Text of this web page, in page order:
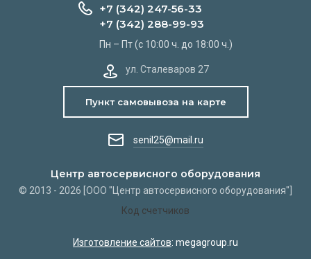
Центр автосервисного оборудования
© 2013 - 2026 [ООО "Центр автосервисного оборудования"]
Код счетчиков
+7 (342) 247-56-33
+7 (342) 288-99-93
Пн – Пт (с 10:00 ч. до 18:00 ч.)
ул. Сталеваров 27
Пункт самовывоза на карте
senil25@mail.ru
Изготовление сайтов: megagroup.ru